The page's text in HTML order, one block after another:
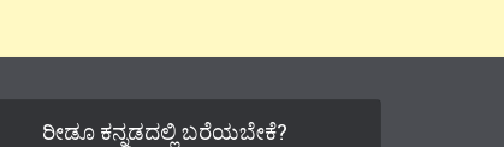
ರೀಡೂ ಕನ್ನಡದಲ್ಲಿ ಬರೆಯಬೇಕೆ?